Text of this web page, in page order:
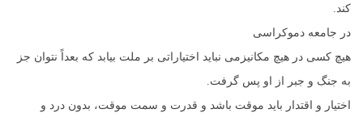
کند.
در جامعه دموکراسی
هیچ کسی در هیچ مکانیزمی نباید اختیاراتی بر ملت بیابد که بعداً نتوان جز
به جنگ و جبر از او پس گرفت.
اختیار و اقتدار باید موقت باشد و قدرت و سمت موقت، بدون درد و